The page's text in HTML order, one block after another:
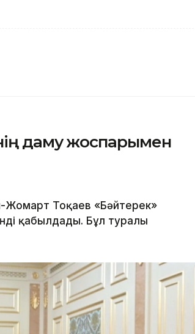
даму жоспарымен
Тоқаев «Бәйтерек»
қабылдады. Бұл туралы